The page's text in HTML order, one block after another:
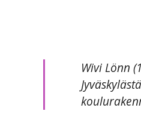
Wivi Lönn